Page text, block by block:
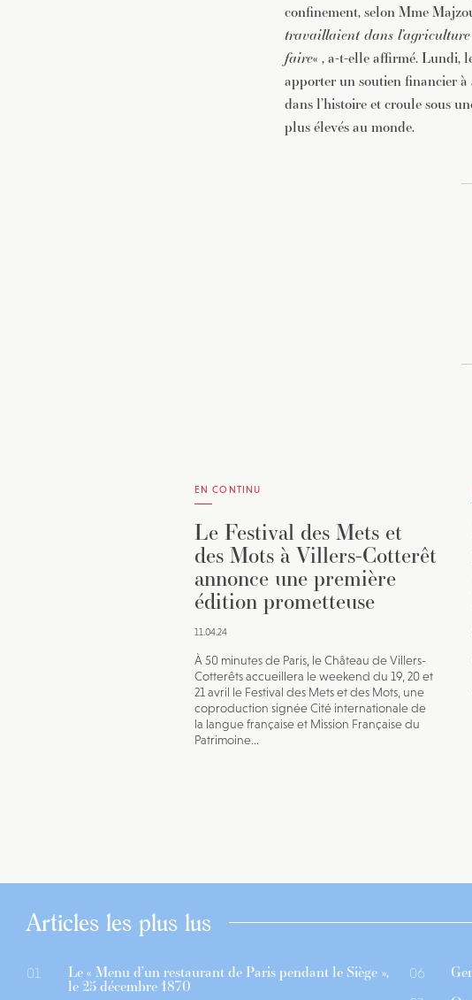
confinement, selon Mme
travaillaient dans l’agriculture
faire« , a-t-elle affirmé. Lundi,
apporter un soutien financier
dans l’histoire et croule sous
plus élevés au monde.
EN CONTINU
Le Festival des Mets et
des Mots à Villers-Cotterêt
annonce une première
édition prometteuse
11.04.24
À 50 minutes de Paris, le Château de Villers-
Cotterêts accueillera le weekend du 19, 20 et
21 avril le Festival des Mets et des Mots, une
coproduction signée Cité internationale de
la langue française et Mission Française du
Patrimoine...
Articles les plus lus
01 Le « Menu d’un restaurant de Paris pendant le Siège »,
le 25 décembre 1870
06